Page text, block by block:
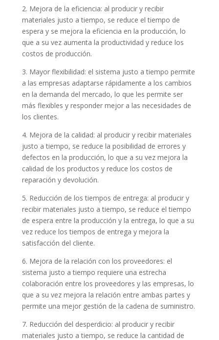
2. Mejora de la eficiencia: al producir y recibir
materiales justo a tiempo, se reduce el tiempo de
espera y se mejora la eficiencia en la producción, lo
que a su vez aumenta la productividad y reduce los
costos de producción.
3. Mayor flexibilidad: el sistema justo a tiempo permite
a las empresas adaptarse rápidamente a los cambios
en la demanda del mercado, lo que les permite ser
más flexibles y responder mejor a las necesidades de
los clientes.
4. Mejora de la calidad: al producir y recibir materiales
justo a tiempo, se reduce la posibilidad de errores y
defectos en la producción, lo que a su vez mejora la
calidad de los productos y reduce los costos de
reparación y devolución.
5. Reducción de los tiempos de entrega: al producir y
recibir materiales justo a tiempo, se reduce el tiempo
de espera entre la producción y la entrega, lo que a su
vez reduce los tiempos de entrega y mejora la
satisfacción del cliente.
6. Mejora de la relación con los proveedores: el
sistema justo a tiempo requiere una estrecha
colaboración entre los proveedores y las empresas, lo
que a su vez mejora la relación entre ambas partes y
permite una mejor gestión de la cadena de suministro.
7. Reducción del desperdicio: al producir y recibir
materiales justo a tiempo, se reduce la cantidad de